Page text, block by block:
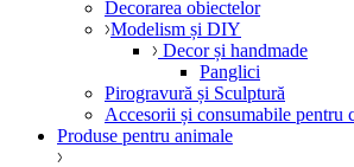
Decorarea obiectelor
Modelism și DIY
Decor și handmade
Panglici
Pirogravură și Sculptură
Accesorii și consumabile pentru
Produse pentru animale